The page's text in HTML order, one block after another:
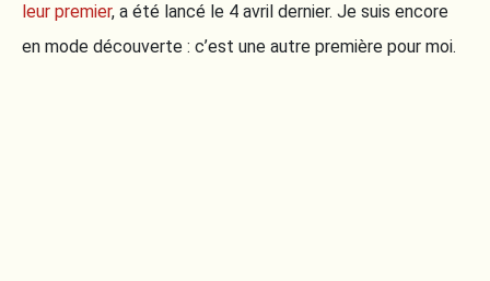
leur premier, a été lancé le 4 avril dernier. Je suis encore
en mode découverte : c’est une autre première pour moi.